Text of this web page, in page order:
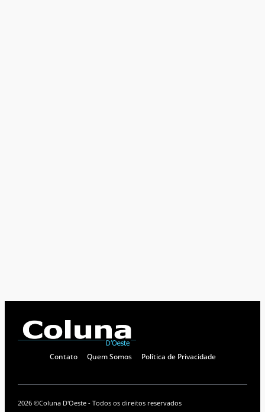
Contato Quem Somos Política de Privacidade
2026 ©Coluna D'Oeste - Todos os direitos reservados